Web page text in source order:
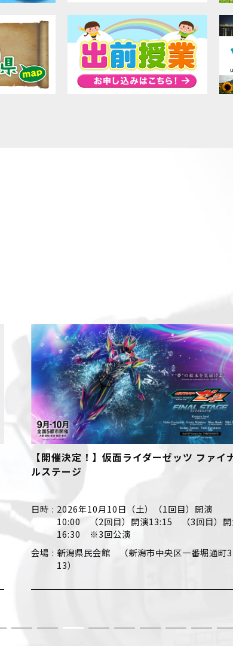
【開催決定！】仮面ライダーゼッツ ファイナ
ルステージ
日時
2026年10月10日（土）（1回目）開演
10:00 （2回目）開演13:15 （3回目）開演
16:30 ※3回公演
新潟県民会館 （新潟市中央区一番堀通町3-